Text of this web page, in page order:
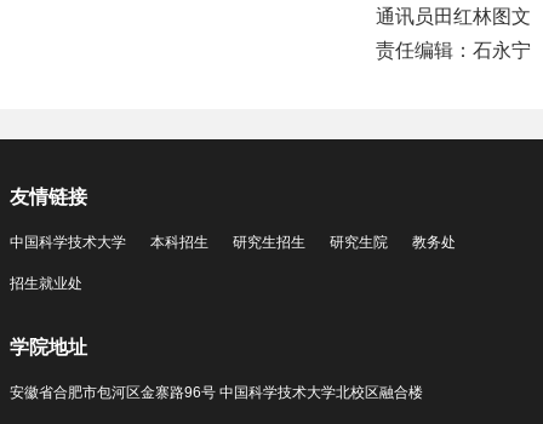
通讯员田红林图文
责任编辑：石永宁
友情链接
中国科学技术大学 本科招生 研究生招生 研究生院 教务处
招生就业处
学院地址
安徽省合肥市包河区金寨路96号 中国科学技术大学北校区融合楼